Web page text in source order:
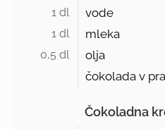
1 dl vode
1 dl mleka
0,5 dl
olja
čokolada v
Čokoladna